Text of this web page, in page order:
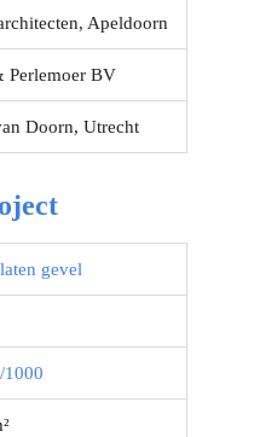
Apeldoorn
Perlemoer BV
Doorn, Utrecht
gevel
1000